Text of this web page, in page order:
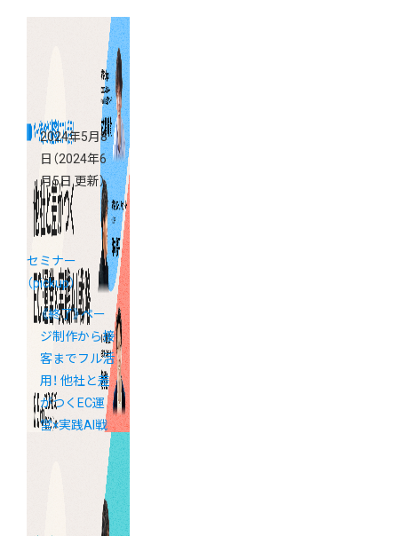
2024年5月8
日 （2024年6
月5日 更新）
セミナー
（pickup）
《終了》ペー
ジ制作から接
客までフル活
用！ 他社と差
がつくEC運
営×実践AI戦